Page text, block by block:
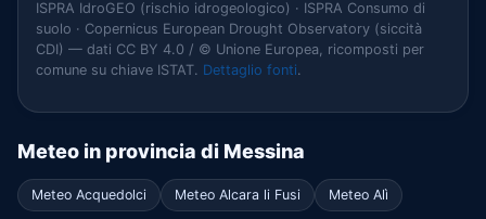
ISPRA IdroGEO (rischio idrogeologico) · ISPRA Consumo di
suolo · Copernicus European Drought Observatory (siccità
CDI) — dati CC BY 4.0 / © Unione Europea, ricomposti per
comune su chiave ISTAT. Dettaglio fonti.
Meteo in provincia di Messina
Meteo Acquedolci Meteo Alcara li Fusi Meteo Alì